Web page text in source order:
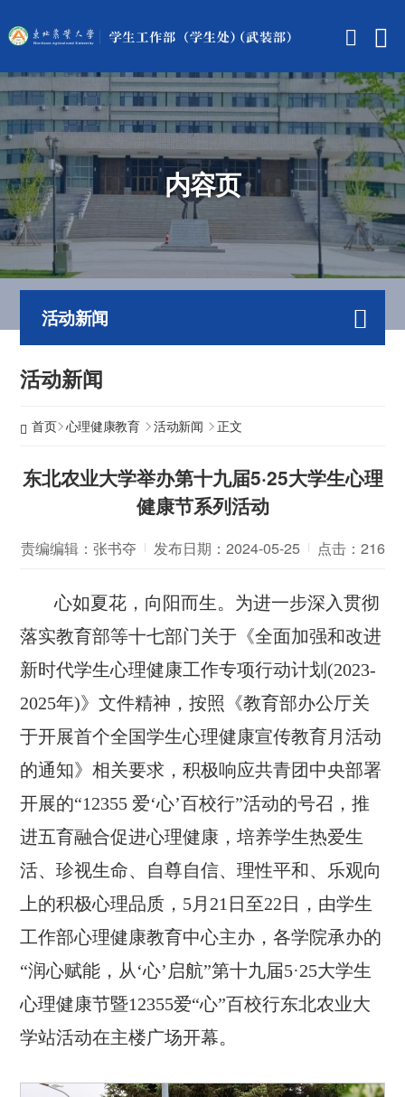
内容页
活动新闻
活动新闻
首页 心理健康教育 活动新闻 正文
东北农业大学举办第十九届5·25大学生心理
健康节系列活动
责编编辑：张书夺 发布日期：2024-05-25 点击： 216
心如夏花，向阳而生。为进一步深入贯彻
落实教育部等十七部门关于《全面加强和改进
新时代学生心理健康工作专项行动计划(2023-
2025年)》文件精神，按照《教育部办公厅关
于开展首个全国学生心理健康宣传教育月活动
的通知》相关要求，积极响应共青团中央部署
开展的“12355 爱‘心’百校行”活动的号召，推
进五育融合促进心理健康，培养学生热爱生
活、珍视生命、自尊自信、理性平和、乐观向
上的积极心理品质，5月21日至22日，由学生
工作部心理健康教育中心主办，各学院承办的
“润心赋能，从‘心’启航”第十九届5·25大学生
心理健康节暨12355爱“心”百校行东北农业大
学站活动在主楼广场开幕。